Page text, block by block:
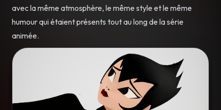
avec la même atmosphère, le même style et le même
humour qui étaient présents tout au long de la série
animée.